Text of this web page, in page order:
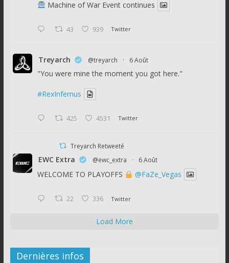
Machine of War Event continues
43 939 Twitter
Treyarch @treyarch · 6 Août
"You were mine the moment you got here."
#RexInfernus
425 4531 Twitter
Treyarch Retweeté
EWC Extra @ewc_extra · 6 Août
WELCOME TO PLAYOFFS @FaZe_Vegas
22 336 Twitter
Load More
Dernières infos